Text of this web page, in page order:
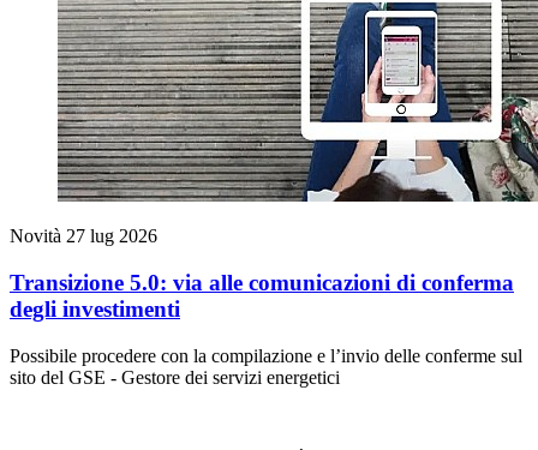
Novità 27 lug 2026
Transizione 5.0: via alle comunicazioni di conferma
degli investimenti
Possibile procedere con la compilazione e l’invio delle conferme sul
sito del GSE - Gestore dei servizi energetici